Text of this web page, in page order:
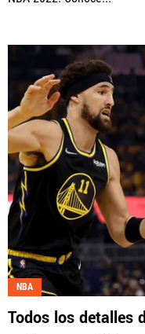
NBA
Todos los detalles